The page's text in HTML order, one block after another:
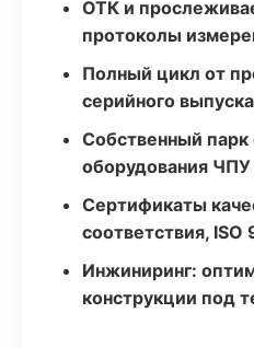
ОТК и
протоколы
Полный цикл от
серийного выпуска
Собственный парк
оборудования ЧПУ
Сертификаты
соответствия, ISO
Инжиниринг:
конструкции под